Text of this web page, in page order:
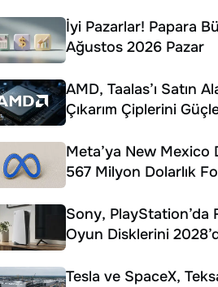
İyi Pazarlar! Papara
Ağustos 2026 Pazar
AMD, Taalas’ı Satın
Çıkarım Çiplerini
Meta’ya New Mexico
567 Milyon Dolarlık
Sony, PlayStation’da
Oyun Disklerini
Tesla ve SpaceX,